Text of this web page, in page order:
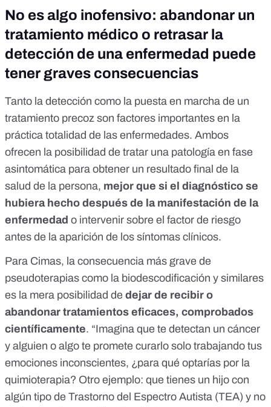
No es algo inofensivo: abandonar un
tratamiento médico o retrasar la
detección de una enfermedad puede
tener graves consecuencias
Tanto la detección como la puesta en marcha de un
tratamiento precoz son factores importantes en la
práctica totalidad de las enfermedades. Ambos
ofrecen la posibilidad de tratar una patología en fase
asintomática para obtener un resultado final de la
salud de la persona, mejor que si el diagnóstico se
hubiera hecho después de la manifestación de la
enfermedad o intervenir sobre el factor de riesgo
antes de la aparición de los síntomas clínicos.
Para Cimas, la consecuencia más grave de
pseudoterapias como la biodescodificación y similares
es la mera posibilidad de dejar de recibir o
abandonar tratamientos eficaces, comprobados
científicamente. “Imagina que te detectan un cáncer
y alguien o algo te promete curarlo solo trabajando tus
emociones inconscientes, ¿para qué optarías por la
quimioterapia? Otro ejemplo: que tienes un hijo con
algún tipo de Trastorno del Espectro Autista (TEA) y no